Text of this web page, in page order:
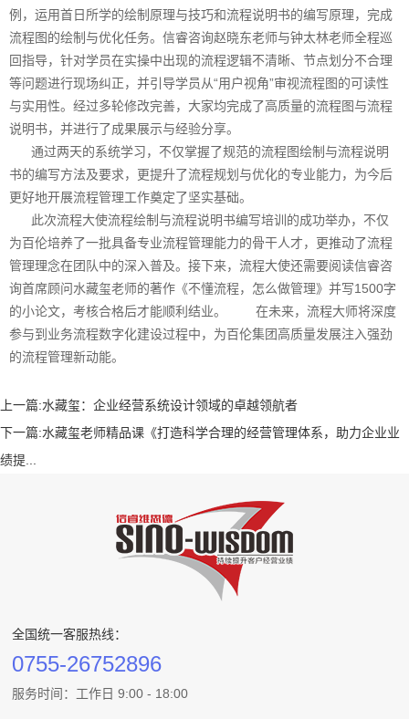
例，运用首日所学的绘制原理与技巧和流程说明书的编写原理，完成
流程图的绘制与优化任务。信睿咨询赵晓东老师与钟太林老师全程巡
回指导，针对学员在实操中出现的流程逻辑不清晰、节点划分不合理
等问题进行现场纠正，并引导学员从“用户视角”审视流程图的可读性
与实用性。经过多轮修改完善，大家均完成了高质量的流程图与流程
说明书，并进行了成果展示与经验分享。
通过两天的系统学习，不仅掌握了规范的流程图绘制与流程说明
书的编写方法及要求，更提升了流程规划与优化的专业能力，为今后
更好地开展流程管理工作奠定了坚实基础。
此次流程大使流程绘制与流程说明书编写培训的成功举办，不仅
为百伦培养了一批具备专业流程管理能力的骨干人才，更推动了流程
管理理念在团队中的深入普及。接下来，流程大使还需要阅读信睿咨
询首席顾问水藏玺老师的著作《不懂流程，怎么做管理》并写1500字
的小论文，考核合格后才能顺利结业。 在未来，流程大师将深度
参与到业务流程数字化建设过程中，为百伦集团高质量发展注入强劲
的流程管理新动能。
上一篇:水藏玺：企业经营系统设计领域的卓越领航者
下一篇:水藏玺老师精品课《打造科学合理的经营管理体系，助力企业业
绩提...
全国统一客服热线：
0755-26752896
服务时间：工作日 9:00 - 18:00